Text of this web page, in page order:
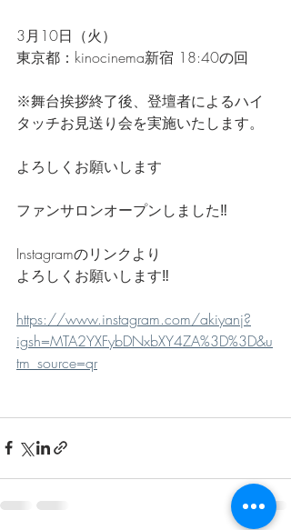
3月10日（火）
東京都：kinocinema新宿 18:40の回
※舞台挨拶終了後、登壇者によるハイ
タッチお見送り会を実施いたします。
よろしくお願いします
ファンサロンオープンしました‼️
Instagramのリンクより
よろしくお願いします‼️
https://www.instagram.com/akiyanj?
igsh=MTA2YXFybDNxbXY4ZA%3D%3D&u
tm_source=qr